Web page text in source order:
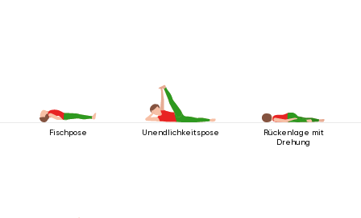
Fischpose Unendlichkeitspose
Rückenlage mit
Drehung